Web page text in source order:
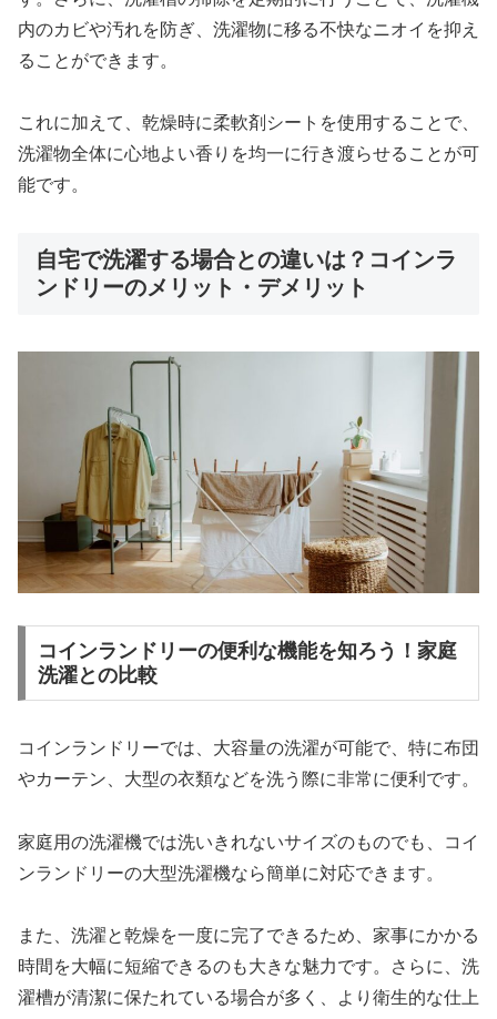
内のカビや汚れを防ぎ、洗濯物に移る不快なニオイを抑え
ることができます。
これに加えて、乾燥時に柔軟剤シートを使用することで、
洗濯物全体に心地よい香りを均一に行き渡らせることが可
能です。
自宅で洗濯する場合との違いは？コインラ
ンドリーのメリット・デメリット
コインランドリーの便利な機能を知ろう！家庭
洗濯との比較
コインランドリーでは、大容量の洗濯が可能で、特に布団
やカーテン、大型の衣類などを洗う際に非常に便利です。
家庭用の洗濯機では洗いきれないサイズのものでも、コイ
ンランドリーの大型洗濯機なら簡単に対応できます。
また、洗濯と乾燥を一度に完了できるため、家事にかかる
時間を大幅に短縮できるのも大きな魅力です。さらに、洗
濯槽が清潔に保たれている場合が多く、より衛生的な仕上